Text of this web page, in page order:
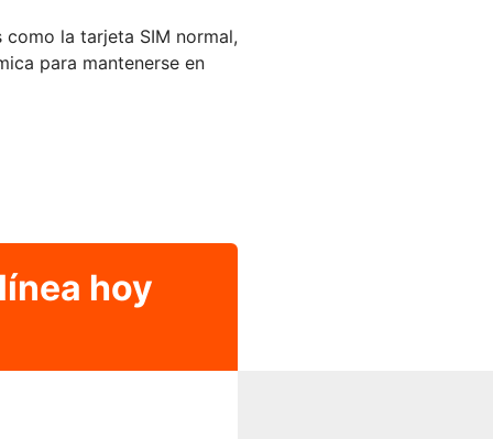
la tarjeta SIM normal,
para mantenerse en
hoy